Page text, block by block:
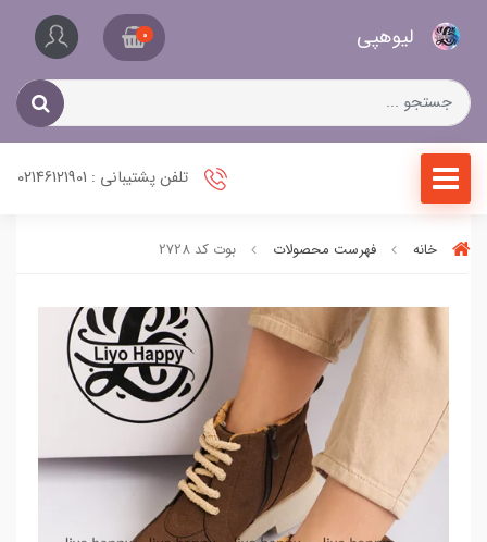
لیو‌هپی 0
تلفن پشتیبانی : 02146121901
خانه فهرست محصولات بوت کد 2728